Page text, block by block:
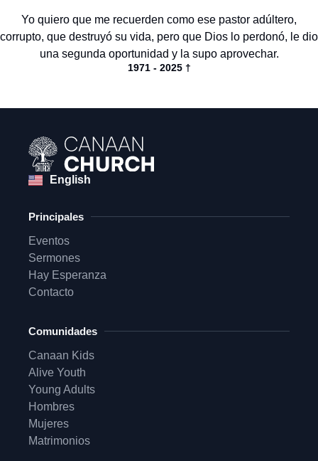
Yo quiero que me recuerden como ese pastor adúltero,
corrupto, que destruyó su vida, pero que Dios lo perdonó, le dio
una segunda oportunidad y la supo aprovechar.
1971 - 2025 †
English
Principales
Eventos
Sermones
Hay Esperanza
Contacto
Comunidades
Canaan Kids
Alive Youth
Young Adults
Hombres
Mujeres
Matrimonios